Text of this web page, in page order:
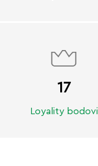
17
Loyality bodovi